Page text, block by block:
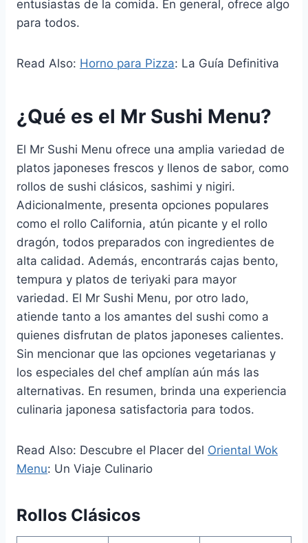
entusiastas de la comida. En general, ofrece algo
para todos.
Read Also: Horno para Pizza: La Guía Definitiva
¿Qué es el Mr Sushi Menu?
El Mr Sushi Menu ofrece una amplia variedad de
platos japoneses frescos y llenos de sabor, como
rollos de sushi clásicos, sashimi y nigiri.
Adicionalmente, presenta opciones populares
como el rollo California, atún picante y el rollo
dragón, todos preparados con ingredientes de
alta calidad. Además, encontrarás cajas bento,
tempura y platos de teriyaki para mayor
variedad. El Mr Sushi Menu, por otro lado,
atiende tanto a los amantes del sushi como a
quienes disfrutan de platos japoneses calientes.
Sin mencionar que las opciones vegetarianas y
los especiales del chef amplían aún más las
alternativas. En resumen, brinda una experiencia
culinaria japonesa satisfactoria para todos.
Read Also: Descubre el Placer del Oriental Wok
Menu: Un Viaje Culinario
Rollos Clásicos